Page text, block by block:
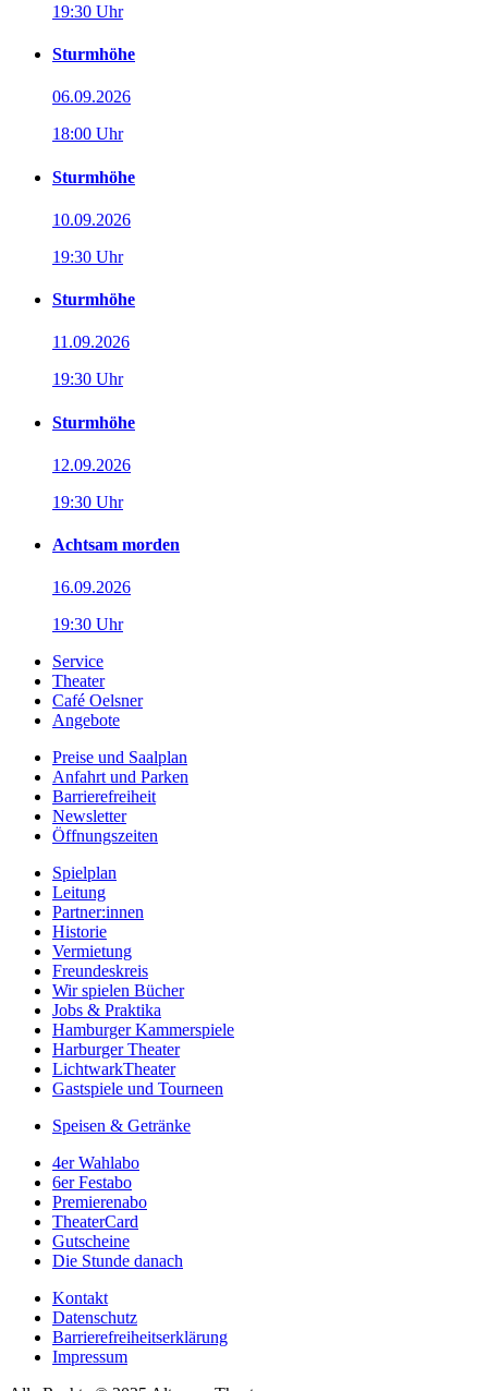
19:30 Uhr
Sturmhöhe
06.09.2026
18:00 Uhr
Sturmhöhe
10.09.2026
19:30 Uhr
Sturmhöhe
11.09.2026
19:30 Uhr
Sturmhöhe
12.09.2026
19:30 Uhr
Achtsam morden
16.09.2026
19:30 Uhr
Service
Theater
Café Oelsner
Angebote
Preise und Saalplan
Anfahrt und Parken
Barrierefreiheit
Newsletter
Öffnungszeiten
Spielplan
Leitung
Partner:innen
Historie
Vermietung
Freundeskreis
Wir spielen Bücher
Jobs & Praktika
Hamburger Kammerspiele
Harburger Theater
LichtwarkTheater
Gastspiele und Tourneen
Speisen & Getränke
4er Wahlabo
6er Festabo
Premierenabo
TheaterCard
Gutscheine
Die Stunde danach
Kontakt
Datenschutz
Barrierefreiheitserklärung
Impressum